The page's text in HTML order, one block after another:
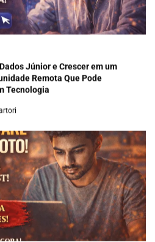
Júnior e Crescer em um
Remota Que Pode
Tecnologia